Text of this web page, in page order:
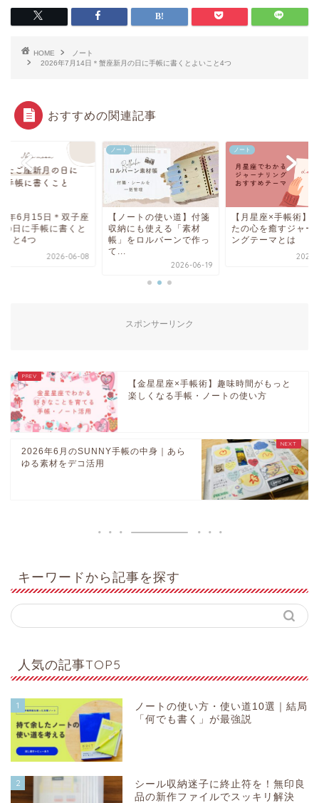
HOME
ノート
2026年7月14日＊蟹座新月の日に手帳に書くとよいこと4つ
おすすめの関連記事
年6月15日＊双子座
の日に手帳に書くと
こと4つ
2026-06-08
ノート
【ノートの使い道】付箋
収納にも使える「素材
帳」をロルバーンで作っ
て...
2026-06-19
ノート
【月星座×手帳術】
たの心を癒すジャー
ングテーマとは
2025-
スポンサーリンク
【金星星座×手帳術】趣味時間がもっと
楽しくなる手帳・ノートの使い方
2026年6月のSUNNY手帳の中身｜あら
ゆる素材をデコ活用
キーワードから記事を探す
人気の記事TOP5
1
ノートの使い方・使い道10選｜結局
「何でも書く」が最強説
2
シール収納迷子に終止符を！無印良
品の新作ファイルでスッキリ解決